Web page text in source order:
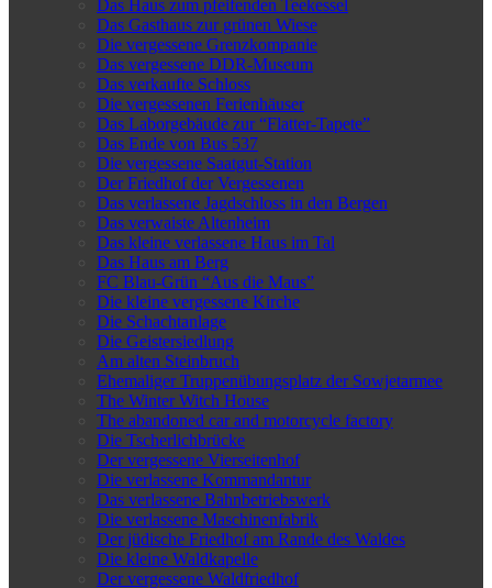
Das Haus zum pfeifenden Teekessel
Das Gasthaus zur grünen Wiese
Die vergessene Grenzkompanie
Das vergessene DDR-Museum
Das verkaufte Schloss
Die vergessenen Ferienhäuser
Das Laborgebäude zur “Flatter-Tapete”
Das Ende von Bus 537
Die vergessene Saatgut-Station
Der Friedhof der Vergessenen
Das verlassene Jagdschloss in den Bergen
Das verwaiste Altenheim
Das kleine verlassene Haus im Tal
Das Haus am Berg
FC Blau-Grün “Aus die Maus”
Die kleine vergessene Kirche
Die Schachtanlage
Die Geistersiedlung
Am alten Steinbruch
Ehemaliger Truppenübungsplatz der Sowjetarmee
The Winter Witch House
The abandoned car and motorcycle factory
Die Tscherlichbrücke
Der vergessene Vierseitenhof
Die verlassene Kommandantur
Das verlassene Bahnbetriebswerk
Die verlassene Maschinenfabrik
Der jüdische Friedhof am Rande des Waldes
Die kleine Waldkapelle
Der vergessene Waldfriedhof